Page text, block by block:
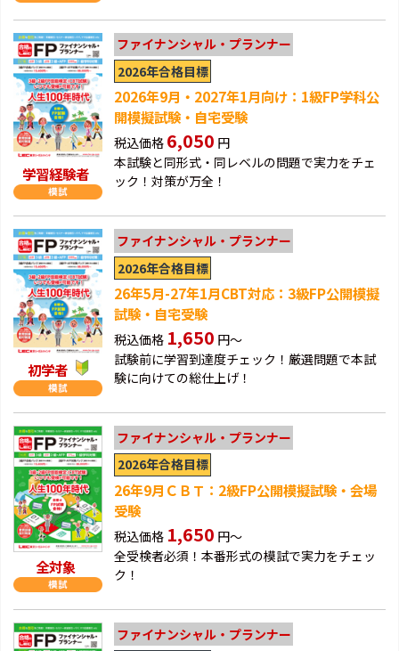
学習経験者
ファイナンシャル・プランナー
2026年合格目標
2026年9月・2027年1月向け：1級FP学科公
開模擬試験・自宅受験
税込価格 6,050 円
本試験と同形式・同レベルの問題で実力をチェ
ック！対策が万全！
初学者
ファイナンシャル・プランナー
2026年合格目標
26年5月-27年1月CBT対応：3級FP公開模擬
試験・自宅受験
税込価格 1,650 円～
試験前に学習到達度チェック！厳選問題で本試
験に向けての総仕上げ！
全対象
ファイナンシャル・プランナー
2026年合格目標
26年9月ＣＢＴ：2級FP公開模擬試験・会場
受験
税込価格 1,650 円～
全受検者必須！本番形式の模試で実力をチェッ
ク！
ファイナンシャル・プランナー